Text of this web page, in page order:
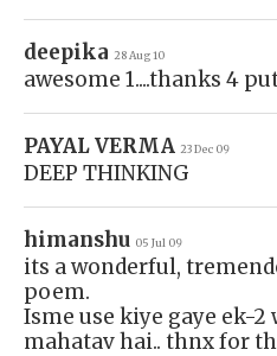
deepika 28 Aug 10
awesome 1....thanks 4
PAYAL VERMA 23 Dec 09
DEEP THINKING
himanshu 05 Jul 09
its a wonderful,
poem.
Isme use kiye gaye ek-2
mahatav hai.. thnx for